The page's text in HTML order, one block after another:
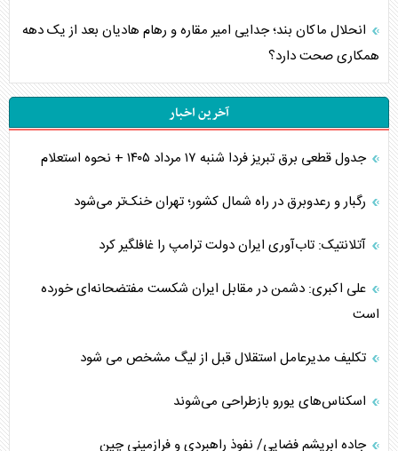
انحلال ماکان بند؛ جدایی امیر مقاره و رهام هادیان بعد از یک دهه
همکاری صحت دارد؟
آخرین اخبار
جدول قطعی برق تبریز فردا شنبه ۱۷ مرداد ۱۴۰۵ + نحوه استعلام
رگبار و رعدوبرق در راه شمال کشور؛ تهران خنک‌تر می‌شود
آتلانتیک: تاب‌آوری ایران دولت ترامپ را غافلگیر کرد
علی اکبری: دشمن در مقابل ایران شکست مفتضحانه‌ای خورده
است
تکلیف مدیرعامل استقلال قبل از لیگ مشخص می شود
اسکناس‌های یورو بازطراحی می‌شوند
جاده ابریشم فضایی/ نفوذ راهبردی و فرازمینی چین